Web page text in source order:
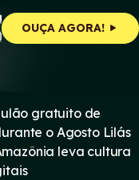
OUÇA AGORA!
gratuito de
o Agosto Lilás
leva cultura